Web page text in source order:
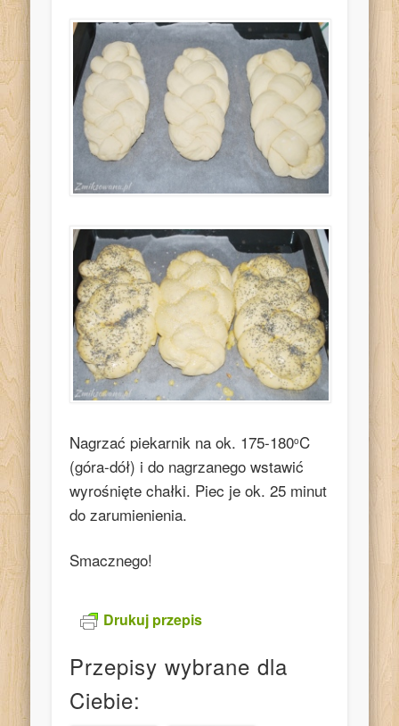
Nagrzać piekarnik na ok. 175-180oC
(góra-dół) i do nagrzanego wstawić
wyrośnięte chałki. Piec je ok. 25 minut
do zarumienienia.
Smacznego!
Drukuj przepis
Przepisy wybrane dla
Ciebie: